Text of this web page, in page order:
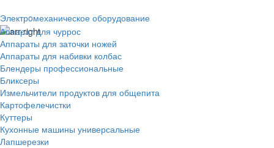
Электрoмеханическое оборудование
Аппарат для чуррос
Аппараты для заточки ножей
Аппараты для набивки колбас
Блендеры профессиональные
Бликсеры
Измельчители продуктов для общепита
Картофелечистки
Куттеры
Кухонные машины универсальные
Лапшерезки